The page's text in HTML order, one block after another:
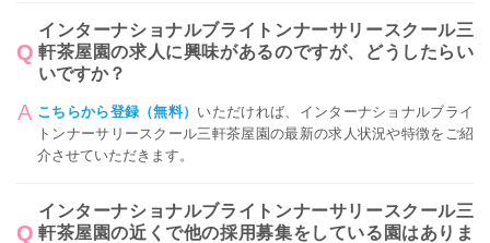
インターナショナルブライトンナーサリースクール三
軒茶屋園の求人に興味があるのですが、どうしたらい
いですか？
こちらから登録（無料） いただければ、インターナショナルブライ
トンナーサリースクール三軒茶屋園の最新の求人状況や特徴をご紹
介させていただきます。
インターナショナルブライトンナーサリースクール三
軒茶屋園の近くで他の採用募集をしている園はありま